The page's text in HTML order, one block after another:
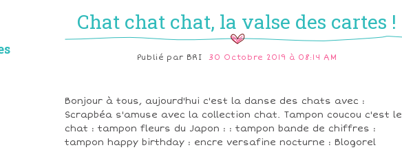
Chat chat chat, la valse des cartes !
Publié par BRI 30 Octobre 2019 à 08:14 AM
Bonjour à tous, aujourd'hui c'est la danse des chats avec :
Scrapbéa s'amuse avec la collection chat. Tampon coucou c'est le
chat : tampon fleurs du Japon : : tampon bande de chiffres :
tampon happy birthday : encre versafine nocturne : Blogorel